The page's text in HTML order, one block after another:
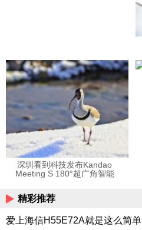
深圳看到科技发布Kandao
Meeting S 180°超广角智能
精彩推荐
爱上海信H55E72A就是这么简单